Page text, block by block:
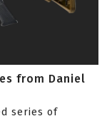
from Daniel
series of